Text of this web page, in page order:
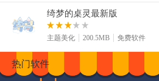
绮梦的桌灵最新版
主题美化 200.5MB 免费软件
热门软件